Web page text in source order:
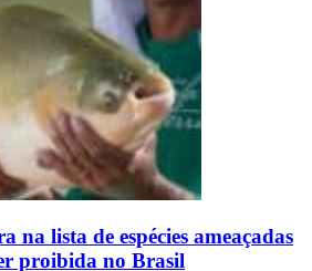
na lista de espécies ameaçadas
proibida no Brasil